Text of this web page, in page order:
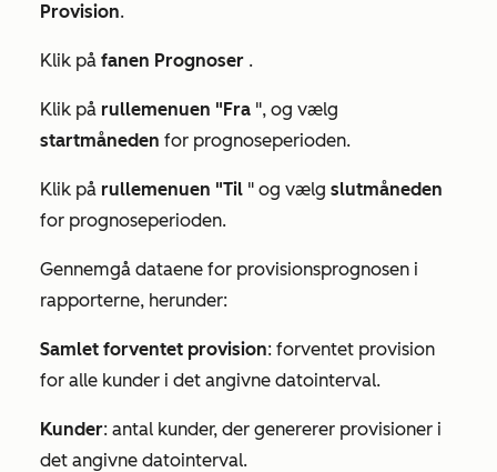
Provision.
Klik på fanen Prognoser .
Klik på rullemenuen "Fra ", og vælg
startmåneden for prognoseperioden.
Klik på rullemenuen "Til " og vælg slutmåneden
for prognoseperioden.
Gennemgå dataene for provisionsprognosen i
rapporterne, herunder:
Samlet forventet provision: forventet provision
for alle kunder i det angivne datointerval.
Kunder: antal kunder, der genererer provisioner i
det angivne datointerval.